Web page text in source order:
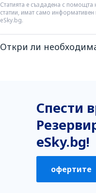
Статията е създадена с помощта
статии, имат само
eSky.bg.
Откри ли
Неточна
Неизчерпателна
Твърде обемна
Изпрати
Спести
eSky.bg!
офертите